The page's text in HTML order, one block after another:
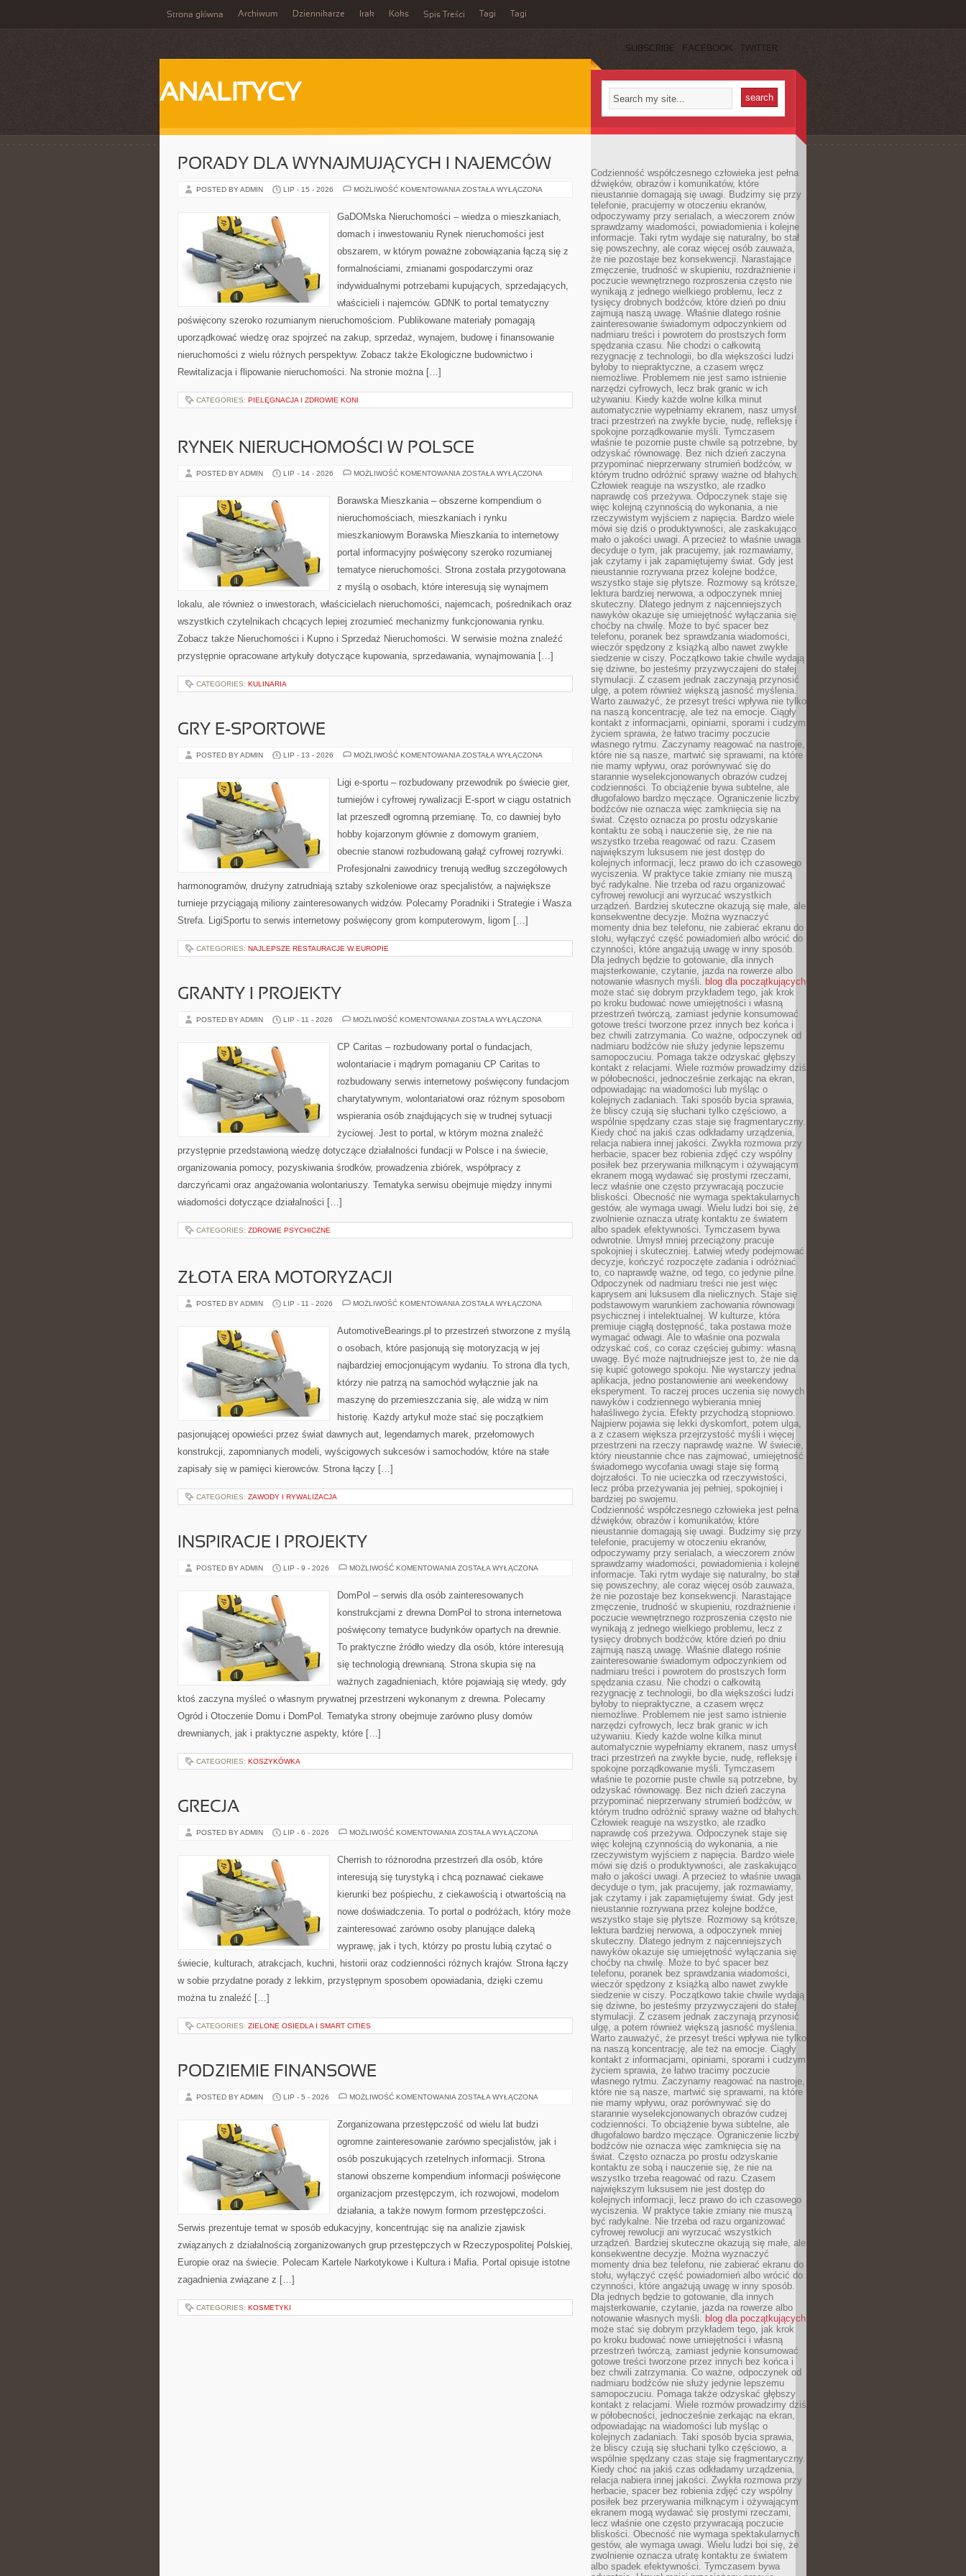
Strona główna Archiwum Dziennikarze Irak Koks Spis Treści Tagi Tagi
SUBSCRIBE FACEBOOK TWITTER
ANALITYCY
PORADY DLA WYNAJMUJĄCYCH I NAJEMCÓW
POSTED BY ADMIN LIP - 15 - 2026 MOŻLIWOŚĆ KOMENTOWANIA PORADY
NAJEMCÓW
ZOSTAŁA WYŁĄCZONA
GaDOMska Nieruchomości – wiedza o mieszkaniach,
domach i inwestowaniu Rynek nieruchomości jest
obszarem, w którym poważne zobowiązania łączą się z
formalnościami, zmianami gospodarczymi oraz
indywidualnymi potrzebami kupujących, sprzedających,
właścicieli i najemców. GDNK to portal tematyczny
poświęcony szeroko rozumianym nieruchomościom. Publikowane materiały pomagają
uporządkować wiedzę oraz spojrzeć na zakup, sprzedaż, wynajem, budowę i finansowanie
nieruchomości z wielu różnych perspektyw. Zobacz także Ekologiczne budownictwo i
Rewitalizacja i flipowanie nieruchomości. Na stronie można […]
CATEGORIES: PIELĘGNACJA I ZDROWIE KONI
RYNEK NIERUCHOMOŚCI W POLSCE
POSTED BY ADMIN LIP - 14 - 2026 MOŻLIWOŚĆ KOMENTOWANIA RYNEK
POLSCE
ZOSTAŁA WYŁĄCZONA
Borawska Mieszkania – obszerne kompendium o
nieruchomościach, mieszkaniach i rynku
mieszkaniowym Borawska Mieszkania to internetowy
portal informacyjny poświęcony szeroko rozumianej
tematyce nieruchomości. Strona została przygotowana
z myślą o osobach, które interesują się wynajmem
lokalu, ale również o inwestorach, właścicielach nieruchomości, najemcach, pośrednikach oraz
wszystkich czytelnikach chcących lepiej zrozumieć mechanizmy funkcjonowania rynku.
Zobacz także Nieruchomości i Kupno i Sprzedaż Nieruchomości. W serwisie można znaleźć
przystępnie opracowane artykuły dotyczące kupowania, sprzedawania, wynajmowania […]
CATEGORIES: KULINARIA
GRY E-SPORTOWE
POSTED BY ADMIN LIP - 13 - 2026 MOŻLIWOŚĆ KOMENTOWANIA GRY
ZOSTAŁA WYŁĄCZONA
Ligi e-sportu – rozbudowany przewodnik po świecie gier,
turniejów i cyfrowej rywalizacji E-sport w ciągu ostatnich
lat przeszedł ogromną przemianę. To, co dawniej było
hobby kojarzonym głównie z domowym graniem,
obecnie stanowi rozbudowaną gałąź cyfrowej rozrywki.
Profesjonalni zawodnicy trenują według szczegółowych
harmonogramów, drużyny zatrudniają sztaby szkoleniowe oraz specjalistów, a największe
turnieje przyciągają miliony zainteresowanych widzów. Polecamy Poradniki i Strategie i Wasza
Strefa. LigiSportu to serwis internetowy poświęcony grom komputerowym, ligom […]
CATEGORIES: NAJLEPSZE RESTAURACJE W EUROPIE
GRANTY I PROJEKTY
POSTED BY ADMIN LIP - 11 - 2026 MOŻLIWOŚĆ KOMENTOWANIA GRANTY
ZOSTAŁA WYŁĄCZONA
CP Caritas – rozbudowany portal o fundacjach,
wolontariacie i mądrym pomaganiu CP Caritas to
rozbudowany serwis internetowy poświęcony fundacjom
charytatywnym, wolontariatowi oraz różnym sposobom
wspierania osób znajdujących się w trudnej sytuacji
życiowej. Jest to portal, w którym można znaleźć
przystępnie przedstawioną wiedzę dotyczące działalności fundacji w Polsce i na świecie,
organizowania pomocy, pozyskiwania środków, prowadzenia zbiórek, współpracy z
darczyńcami oraz angażowania wolontariuszy. Tematyka serwisu obejmuje między innymi
wiadomości dotyczące działalności […]
CATEGORIES: ZDROWIE PSYCHICZNE
ZŁOTA ERA MOTORYZACJI
POSTED BY ADMIN LIP - 11 - 2026 MOŻLIWOŚĆ KOMENTOWANIA ZŁOTA
ZOSTAŁA WYŁĄCZONA
AutomotiveBearings.pl to przestrzeń stworzone z myślą
o osobach, które pasjonują się motoryzacją w jej
najbardziej emocjonującym wydaniu. To strona dla tych,
którzy nie patrzą na samochód wyłącznie jak na
maszynę do przemieszczania się, ale widzą w nim
historię. Każdy artykuł może stać się początkiem
pasjonującej opowieści przez świat dawnych aut, legendarnych marek, przełomowych
konstrukcji, zapomnianych modeli, wyścigowych sukcesów i samochodów, które na stałe
zapisały się w pamięci kierowców. Strona łączy […]
CATEGORIES: ZAWODY I RYWALIZACJA
INSPIRACJE I PROJEKTY
POSTED BY ADMIN LIP - 9 - 2026 MOŻLIWOŚĆ KOMENTOWANIA INSPIRACJE
ZOSTAŁA WYŁĄCZONA
DomPol – serwis dla osób zainteresowanych
konstrukcjami z drewna DomPol to strona internetowa
poświęcony tematyce budynków opartych na drewnie.
To praktyczne źródło wiedzy dla osób, które interesują
się technologią drewnianą. Strona skupia się na
ważnych zagadnieniach, które pojawiają się wtedy, gdy
ktoś zaczyna myśleć o własnym prywatnej przestrzeni wykonanym z drewna. Polecamy
Ogród i Otoczenie Domu i DomPol. Tematyka strony obejmuje zarówno plusy domów
drewnianych, jak i praktyczne aspekty, które […]
CATEGORIES: KOSZYKÓWKA
GRECJA
POSTED BY ADMIN LIP - 6 - 2026 MOŻLIWOŚĆ KOMENTOWANIA GRECJA
ZOSTAŁA WYŁĄCZONA
Cherrish to różnorodna przestrzeń dla osób, które
interesują się turystyką i chcą poznawać ciekawe
kierunki bez pośpiechu, z ciekawością i otwartością na
nowe doświadczenia. To portal o podróżach, który może
zainteresować zarówno osoby planujące daleką
wyprawę, jak i tych, którzy po prostu lubią czytać o
świecie, kulturach, atrakcjach, kuchni, historii oraz codzienności różnych krajów. Strona łączy
w sobie przydatne porady z lekkim, przystępnym sposobem opowiadania, dzięki czemu
można tu znaleźć […]
CATEGORIES: ZIELONE OSIEDLA I SMART CITIES
PODZIEMIE FINANSOWE
POSTED BY ADMIN LIP - 5 - 2026 MOŻLIWOŚĆ KOMENTOWANIA PODZIEMIE
ZOSTAŁA WYŁĄCZONA
Zorganizowana przestępczość od wielu lat budzi
ogromne zainteresowanie zarówno specjalistów, jak i
osób poszukujących rzetelnych informacji. Strona
stanowi obszerne kompendium informacji poświęcone
organizacjom przestępczym, ich rozwojowi, modelom
działania, a także nowym formom przestępczości.
Serwis prezentuje temat w sposób edukacyjny, koncentrując się na analizie zjawisk
związanych z działalnością zorganizowanych grup przestępczych w Rzeczypospolitej Polskiej,
Europie oraz na świecie. Polecam Kartele Narkotykowe i Kultura i Mafia. Portal opisuje istotne
zagadnienia związane z […]
CATEGORIES: KOSMETYKI
Codzienność współczesnego człowieka jest pełna
dźwięków, obrazów i komunikatów, które
nieustannie domagają się uwagi. Budzimy się przy
telefonie, pracujemy w otoczeniu ekranów,
odpoczywamy przy serialach, a wieczorem znów
sprawdzamy wiadomości, powiadomienia i kolejne
informacje. Taki rytm wydaje się naturalny, bo stał
się powszechny, ale coraz więcej osób zauważa,
że nie pozostaje bez konsekwencji. Narastające
zmęczenie, trudność w skupieniu, rozdrażnienie i
poczucie wewnętrznego rozproszenia często nie
wynikają z jednego wielkiego problemu, lecz z
tysięcy drobnych bodźców, które dzień po dniu
zajmują naszą uwagę. Właśnie dlatego rośnie
zainteresowanie świadomym odpoczynkiem od
nadmiaru treści i powrotem do prostszych form
spędzania czasu. Nie chodzi o całkowitą
rezygnację z technologii, bo dla większości ludzi
byłoby to niepraktyczne, a czasem wręcz
niemożliwe. Problemem nie jest samo istnienie
narzędzi cyfrowych, lecz brak granic w ich
używaniu. Kiedy każde wolne kilka minut
automatycznie wypełniamy ekranem, nasz umysł
traci przestrzeń na zwykłe bycie, nudę, refleksję i
spokojne porządkowanie myśli. Tymczasem
właśnie te pozornie puste chwile są potrzebne, by
odzyskać równowagę. Bez nich dzień zaczyna
przypominać nieprzerwany strumień bodźców, w
którym trudno odróżnić sprawy ważne od błahych.
Człowiek reaguje na wszystko, ale rzadko
naprawdę coś przeżywa. Odpoczynek staje się
więc kolejną czynnością do wykonania, a nie
rzeczywistym wyjściem z napięcia. Bardzo wiele
mówi się dziś o produktywności, ale zaskakująco
mało o jakości uwagi. A przecież to właśnie uwaga
decyduje o tym, jak pracujemy, jak rozmawiamy,
jak czytamy i jak zapamiętujemy świat. Gdy jest
nieustannie rozrywana przez kolejne bodźce,
wszystko staje się płytsze. Rozmowy są krótsze,
lektura bardziej nerwowa, a odpoczynek mniej
skuteczny. Dlatego jednym z najcenniejszych
nawyków okazuje się umiejętność wyłączania się
choćby na chwilę. Może to być spacer bez
telefonu, poranek bez sprawdzania wiadomości,
wieczór spędzony z książką albo nawet zwykłe
siedzenie w ciszy. Początkowo takie chwile wydają
się dziwne, bo jesteśmy przyzwyczajeni do stałej
stymulacji. Z czasem jednak zaczynają przynosić
ulgę, a potem również większą jasność myślenia.
Warto zauważyć, że przesyt treści wpływa nie tylko
na naszą koncentrację, ale też na emocje. Ciągły
kontakt z informacjami, opiniami, sporami i cudzym
życiem sprawia, że łatwo tracimy poczucie
własnego rytmu. Zaczynamy reagować na nastroje,
które nie są nasze, martwić się sprawami, na które
nie mamy wpływu, oraz porównywać się do
starannie wyselekcjonowanych obrazów cudzej
codzienności. To obciążenie bywa subtelne, ale
długofalowo bardzo męczące. Ograniczenie liczby
bodźców nie oznacza więc zamknięcia się na
świat. Często oznacza po prostu odzyskanie
kontaktu ze sobą i nauczenie się, że nie na
wszystko trzeba reagować od razu. Czasem
największym luksusem nie jest dostęp do
kolejnych informacji, lecz prawo do ich czasowego
wyciszenia. W praktyce takie zmiany nie muszą
być radykalne. Nie trzeba od razu organizować
cyfrowej rewolucji ani wyrzucać wszystkich
urządzeń. Bardziej skuteczne okazują się małe, ale
konsekwentne decyzje. Można wyznaczyć
momenty dnia bez telefonu, nie zabierać ekranu do
stołu, wyłączyć część powiadomień albo wrócić do
czynności, które angażują uwagę w inny sposób.
Dla jednych będzie to gotowanie, dla innych
majsterkowanie, czytanie, jazda na rowerze albo
notowanie własnych myśli. blog dla początkujących
może stać się dobrym przykładem tego, jak krok
po kroku budować nowe umiejętności i własną
przestrzeń twórczą, zamiast jedynie konsumować
gotowe treści tworzone przez innych bez końca i
bez chwili zatrzymania. Co ważne, odpoczynek od
nadmiaru bodźców nie służy jedynie lepszemu
samopoczuciu. Pomaga także odzyskać głębszy
kontakt z relacjami. Wiele rozmów prowadzimy dziś
w półobecności, jednocześnie zerkając na ekran,
odpowiadając na wiadomości lub myśląc o
kolejnych zadaniach. Taki sposób bycia sprawia,
że bliscy czują się słuchani tylko częściowo, a
wspólnie spędzany czas staje się fragmentaryczny.
Kiedy choć na jakiś czas odkładamy urządzenia,
relacja nabiera innej jakości. Zwykła rozmowa przy
herbacie, spacer bez robienia zdjęć czy wspólny
posiłek bez przerywania milknącym i ożywającym
ekranem mogą wydawać się prostymi rzeczami,
lecz właśnie one często przywracają poczucie
bliskości. Obecność nie wymaga spektakularnych
gestów, ale wymaga uwagi. Wielu ludzi boi się, że
zwolnienie oznacza utratę kontaktu ze światem
albo spadek efektywności. Tymczasem bywa
odwrotnie. Umysł mniej przeciążony pracuje
spokojniej i skuteczniej. Łatwiej wtedy podejmować
decyzje, kończyć rozpoczęte zadania i odróżniać
to, co naprawdę ważne, od tego, co jedynie pilne.
Odpoczynek od nadmiaru treści nie jest więc
kaprysem ani luksusem dla nielicznych. Staje się
podstawowym warunkiem zachowania równowagi
psychicznej i intelektualnej. W kulturze, która
premiuje ciągłą dostępność, taka postawa może
wymagać odwagi. Ale to właśnie ona pozwala
odzyskać coś, co coraz częściej gubimy: własną
uwagę. Być może najtrudniejsze jest to, że nie da
się kupić gotowego spokoju. Nie wystarczy jedna
aplikacja, jedno postanowienie ani weekendowy
eksperyment. To raczej proces uczenia się nowych
nawyków i codziennego wybierania mniej
hałaśliwego życia. Efekty przychodzą stopniowo.
Najpierw pojawia się lekki dyskomfort, potem ulga,
a z czasem większa przejrzystość myśli i więcej
przestrzeni na rzeczy naprawdę ważne. W świecie,
który nieustannie chce nas zajmować, umiejętność
świadomego wycofania uwagi staje się formą
dojrzałości. To nie ucieczka od rzeczywistości,
lecz próba przeżywania jej pełniej, spokojniej i
bardziej po swojemu.
Codzienność współczesnego człowieka jest pełna
dźwięków, obrazów i komunikatów, które
nieustannie domagają się uwagi. Budzimy się przy
telefonie, pracujemy w otoczeniu ekranów,
odpoczywamy przy serialach, a wieczorem znów
sprawdzamy wiadomości, powiadomienia i kolejne
informacje. Taki rytm wydaje się naturalny, bo stał
się powszechny, ale coraz więcej osób zauważa,
że nie pozostaje bez konsekwencji. Narastające
zmęczenie, trudność w skupieniu, rozdrażnienie i
poczucie wewnętrznego rozproszenia często nie
wynikają z jednego wielkiego problemu, lecz z
tysięcy drobnych bodźców, które dzień po dniu
zajmują naszą uwagę. Właśnie dlatego rośnie
zainteresowanie świadomym odpoczynkiem od
nadmiaru treści i powrotem do prostszych form
spędzania czasu. Nie chodzi o całkowitą
rezygnację z technologii, bo dla większości ludzi
byłoby to niepraktyczne, a czasem wręcz
niemożliwe. Problemem nie jest samo istnienie
narzędzi cyfrowych, lecz brak granic w ich
używaniu. Kiedy każde wolne kilka minut
automatycznie wypełniamy ekranem, nasz umysł
traci przestrzeń na zwykłe bycie, nudę, refleksję i
spokojne porządkowanie myśli. Tymczasem
właśnie te pozornie puste chwile są potrzebne, by
odzyskać równowagę. Bez nich dzień zaczyna
przypominać nieprzerwany strumień bodźców, w
którym trudno odróżnić sprawy ważne od błahych.
Człowiek reaguje na wszystko, ale rzadko
naprawdę coś przeżywa. Odpoczynek staje się
więc kolejną czynnością do wykonania, a nie
rzeczywistym wyjściem z napięcia. Bardzo wiele
mówi się dziś o produktywności, ale zaskakująco
mało o jakości uwagi. A przecież to właśnie uwaga
decyduje o tym, jak pracujemy, jak rozmawiamy,
jak czytamy i jak zapamiętujemy świat. Gdy jest
nieustannie rozrywana przez kolejne bodźce,
wszystko staje się płytsze. Rozmowy są krótsze,
lektura bardziej nerwowa, a odpoczynek mniej
skuteczny. Dlatego jednym z najcenniejszych
nawyków okazuje się umiejętność wyłączania się
choćby na chwilę. Może to być spacer bez
telefonu, poranek bez sprawdzania wiadomości,
wieczór spędzony z książką albo nawet zwykłe
siedzenie w ciszy. Początkowo takie chwile wydają
się dziwne, bo jesteśmy przyzwyczajeni do stałej
stymulacji. Z czasem jednak zaczynają przynosić
ulgę, a potem również większą jasność myślenia.
Warto zauważyć, że przesyt treści wpływa nie tylko
na naszą koncentrację, ale też na emocje. Ciągły
kontakt z informacjami, opiniami, sporami i cudzym
życiem sprawia, że łatwo tracimy poczucie
własnego rytmu. Zaczynamy reagować na nastroje,
które nie są nasze, martwić się sprawami, na które
nie mamy wpływu, oraz porównywać się do
starannie wyselekcjonowanych obrazów cudzej
codzienności. To obciążenie bywa subtelne, ale
długofalowo bardzo męczące. Ograniczenie liczby
bodźców nie oznacza więc zamknięcia się na
świat. Często oznacza po prostu odzyskanie
kontaktu ze sobą i nauczenie się, że nie na
wszystko trzeba reagować od razu. Czasem
największym luksusem nie jest dostęp do
kolejnych informacji, lecz prawo do ich czasowego
wyciszenia. W praktyce takie zmiany nie muszą
być radykalne. Nie trzeba od razu organizować
cyfrowej rewolucji ani wyrzucać wszystkich
urządzeń. Bardziej skuteczne okazują się małe, ale
konsekwentne decyzje. Można wyznaczyć
momenty dnia bez telefonu, nie zabierać ekranu do
stołu, wyłączyć część powiadomień albo wrócić do
czynności, które angażują uwagę w inny sposób.
Dla jednych będzie to gotowanie, dla innych
majsterkowanie, czytanie, jazda na rowerze albo
notowanie własnych myśli. blog dla początkujących
może stać się dobrym przykładem tego, jak krok
po kroku budować nowe umiejętności i własną
przestrzeń twórczą, zamiast jedynie konsumować
gotowe treści tworzone przez innych bez końca i
bez chwili zatrzymania. Co ważne, odpoczynek od
nadmiaru bodźców nie służy jedynie lepszemu
samopoczuciu. Pomaga także odzyskać głębszy
kontakt z relacjami. Wiele rozmów prowadzimy dziś
w półobecności, jednocześnie zerkając na ekran,
odpowiadając na wiadomości lub myśląc o
kolejnych zadaniach. Taki sposób bycia sprawia,
że bliscy czują się słuchani tylko częściowo, a
wspólnie spędzany czas staje się fragmentaryczny.
Kiedy choć na jakiś czas odkładamy urządzenia,
relacja nabiera innej jakości. Zwykła rozmowa przy
herbacie, spacer bez robienia zdjęć czy wspólny
posiłek bez przerywania milknącym i ożywającym
ekranem mogą wydawać się prostymi rzeczami,
lecz właśnie one często przywracają poczucie
bliskości. Obecność nie wymaga spektakularnych
gestów, ale wymaga uwagi. Wielu ludzi boi się, że
zwolnienie oznacza utratę kontaktu ze światem
albo spadek efektywności. Tymczasem bywa